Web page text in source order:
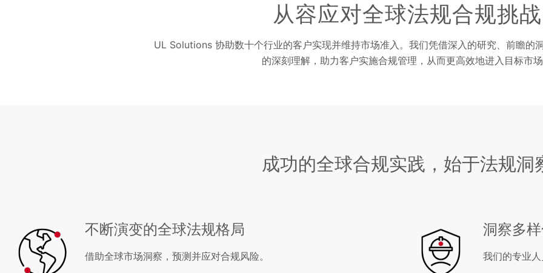
从容应对全球法规合规挑战
UL Solutions 协助数十个行业的客户实现并维持市场准入。我们凭借深入的研究、前瞻的
的深刻理解，助力客户实施合规管理，从而更高效地进入目标市
成功的全球合规实践，始于法规洞
不断演变的全球法规格局
借助全球市场洞察，预测并应对合规风险。
洞察多
我们的专业